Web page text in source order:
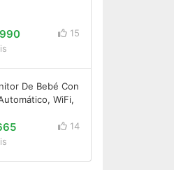
15
De Bebé Con
WiFi,
14